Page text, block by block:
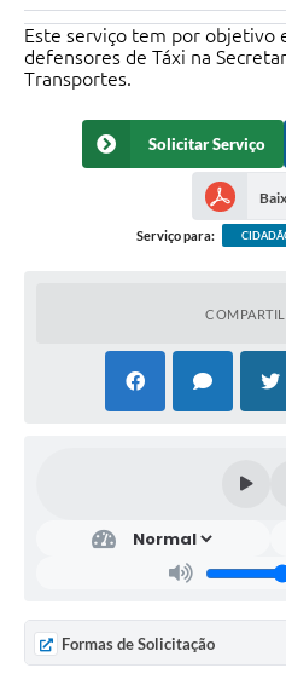
Este serviço tem por objetivo
defensores de Táxi na
Transportes.
Solicitar Serviço
Serviço para:
Formas de Solicitação